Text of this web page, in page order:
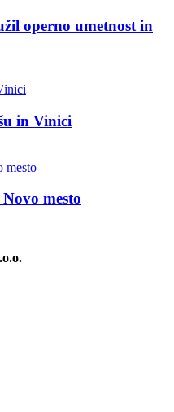
operno umetnost in
in Vinici
mesto